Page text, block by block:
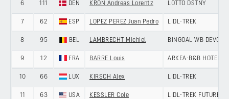
6 111 DEN KRON Andreas Lorentz LOTTO DSTNY
7 62 ESP LOPEZ PEREZ Juan Pedro LIDL-TREK
8 95 BEL LAMBRECHT Michiel BINGOAL WB DEVO
9 12 FRA BARRE Louis ARKEA-B&B HOTELS
10 66 LUX KIRSCH Alex LIDL-TREK
11 63 USA KESSLER Cole LIDL-TREK FUTURE